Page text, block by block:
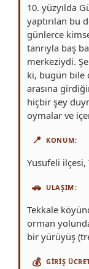
10. yüzyılda
yaptırılan bu
günlerce
tanrıyla baş
merkeziydi.
ki, bugün bile
arasına
hiçbir şey
oymalar ve
📍 KONUM
Yusufeli ilçesi,
🚗 ULAŞIM
Tekkale
orman
bir yürüyüş
💰 GIRIŞ